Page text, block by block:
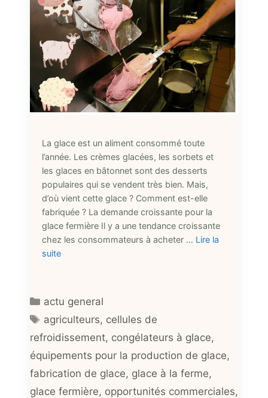
La glace est un aliment consommé toute
l’année. Les crèmes glacées, les sorbets et
les glaces en bâtonnet sont des desserts
populaires qui se vendent très bien. Mais,
d’où vient cette glace ? Comment est-elle
fabriquée ? La demande croissante pour la
glace fermière Il y a une tendance croissante
chez les consommateurs à acheter … Lire la
suite
Catégories
actu general
Étiquettes
agriculteurs, cellules de
refroidissement, congélateurs à glace,
équipements pour la production de glace,
fabrication de glace, glace à la ferme,
glace fermière, opportunités commerciales,